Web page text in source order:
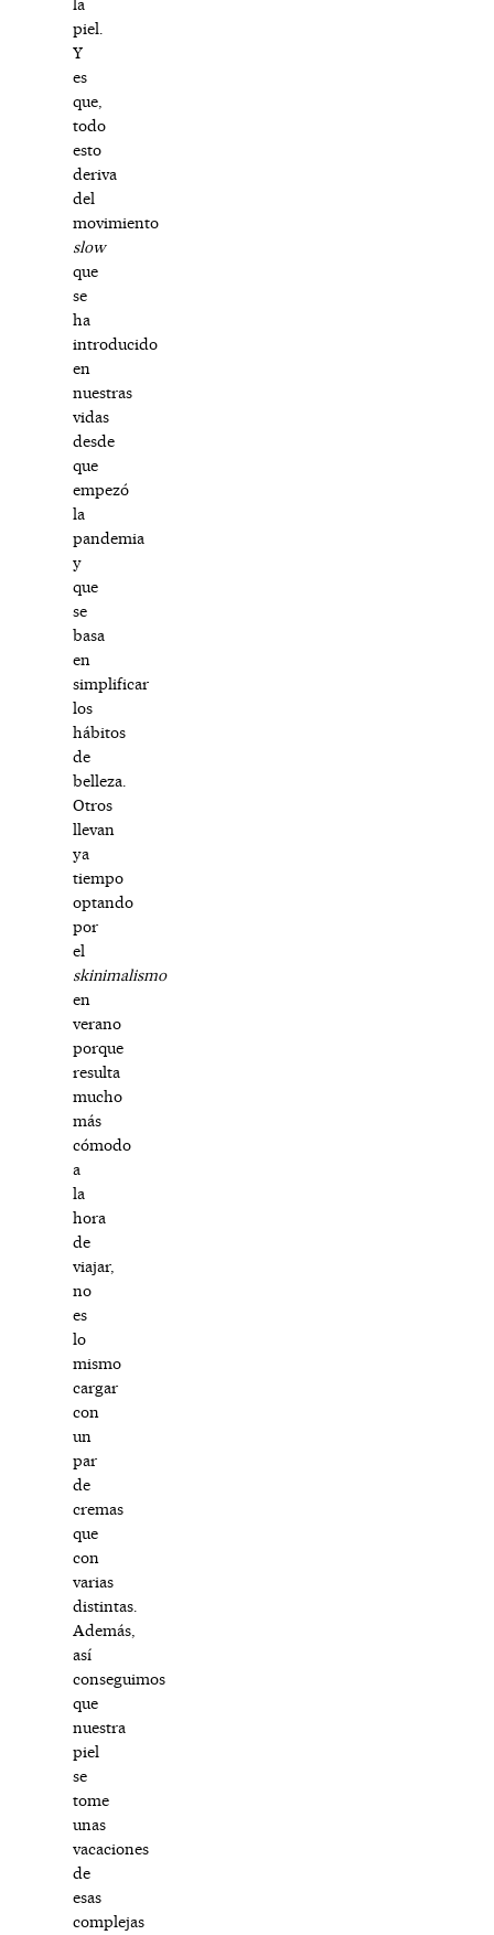
la
piel.
Y
es
que,
todo
esto
deriva
del
movimiento
slow
que
se
ha
introducido
en
nuestras
vidas
desde
que
empezó
la
pandemia
y
que
se
basa
en
simplificar
los
hábitos
de
belleza.
Otros
llevan
ya
tiempo
optando
por
el
skinimalismo
en
verano
porque
resulta
mucho
más
cómodo
a
la
hora
de
viajar,
no
es
lo
mismo
cargar
con
un
par
de
cremas
que
con
varias
distintas.
Además,
así
conseguimos
que
nuestra
piel
se
tome
unas
vacaciones
de
esas
complejas